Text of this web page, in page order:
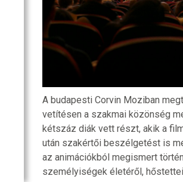
A budapesti Corvin Moziban
vetítésen a szakmai közönség
kétszáz diák vett részt, akik a
után szakértői beszélgetést is
az animációkból megismert
személyiségek életéről,